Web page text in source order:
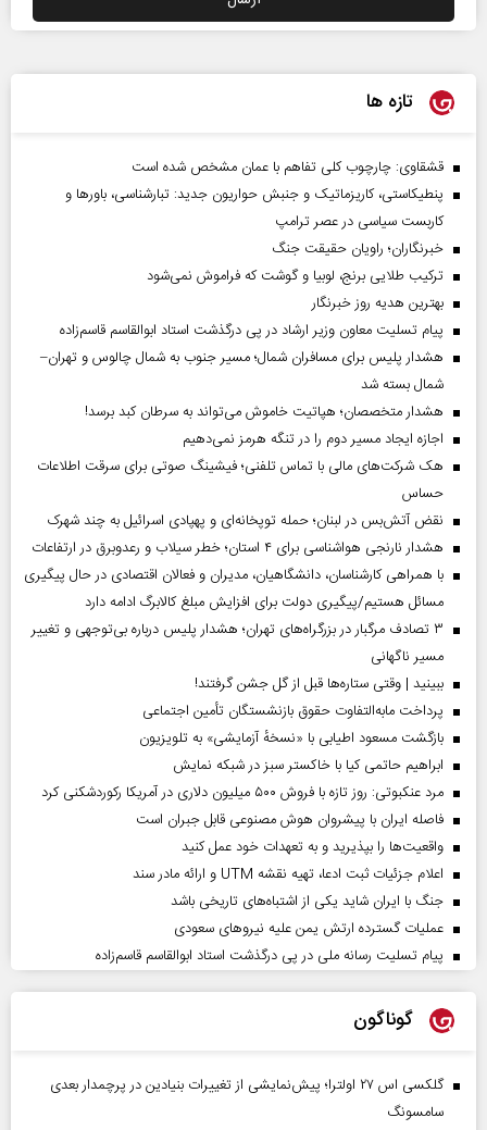
تازه ها
قشقاوی: چارچوب کلی تفاهم با عمان مشخص شده است
پنطیکاستی، کاریزماتیک و جنبش حواریون جدید: تبارشناسی، باور‌ها و
کاربست سیاسی در عصر ترامپ
خبرنگاران؛ راویان حقیقت جنگ
ترکیب طلایی برنج، لوبیا و گوشت که فراموش نمی‌شود
بهترین هدیه روز خبرنگار
پیام تسلیت معاون وزیر ارشاد در پی درگذشت استاد ابوالقاسم قاسم‌زاده
هشدار پلیس برای مسافران شمال؛ مسیر جنوب به شمال چالوس و تهران–
شمال بسته شد
هشدار متخصصان؛ هپاتیت خاموش می‌تواند به سرطان کبد برسد!
اجازه ایجاد مسیر دوم را در تنگه هرمز نمی‌دهیم
هک شرکت‌های مالی با تماس تلفنی؛ فیشینگ صوتی برای سرقت اطلاعات
حساس
نقض آتش‌بس در لبنان؛ حمله توپخانه‌ای و پهپادی اسرائیل به چند شهرک
هشدار نارنجی هواشناسی برای ۴ استان؛ خطر سیلاب و رعدوبرق در ارتفاعات
با همراهی کارشناسان، دانشگاهیان، مدیران و فعالان اقتصادی در حال پیگیری
مسائل هستیم/پیگیری دولت برای افزایش مبلغ کالابرگ ادامه دارد
۳ تصادف مرگبار در بزرگراه‌های تهران؛ هشدار پلیس درباره بی‌توجهی و تغییر
مسیر ناگهانی
ببینید | وقتی ستاره‌ها قبل از گل جشن گرفتند!
پرداخت مابه‌التفاوت حقوق بازنشستگان تأمین اجتماعی
بازگشت مسعود اطیابی با «نسخهٔ آزمایشی» به تلویزیون
ابراهیم حاتمی کیا با خاکستر سبز در شبکه نمایش
مرد عنکبوتی: روز تازه با فروش ۵۰۰ میلیون دلاری در آمریکا رکوردشکنی کرد
فاصله ایران با پیشرو‌ان هوش مصنوعی قابل جبران است
واقعیت‌ها را بپذیرید و به تعهدات خود عمل کنید
اعلام جزئیات ثبت ادعا، تهیه نقشه UTM و ارائه مادر سند
جنگ با ایران شاید یکی از اشتباه‌های تاریخی باشد
عملیات گسترده ارتش یمن علیه نیروهای سعودی
پیام تسلیت رسانه ملی در پی درگذشت استاد ابوالقاسم قاسم‌زاده
گوناگون
گلکسی اس ۲۷ اولترا؛ پیش‌نمایشی از تغییرات بنیادین در پرچمدار بعدی
سامسونگ